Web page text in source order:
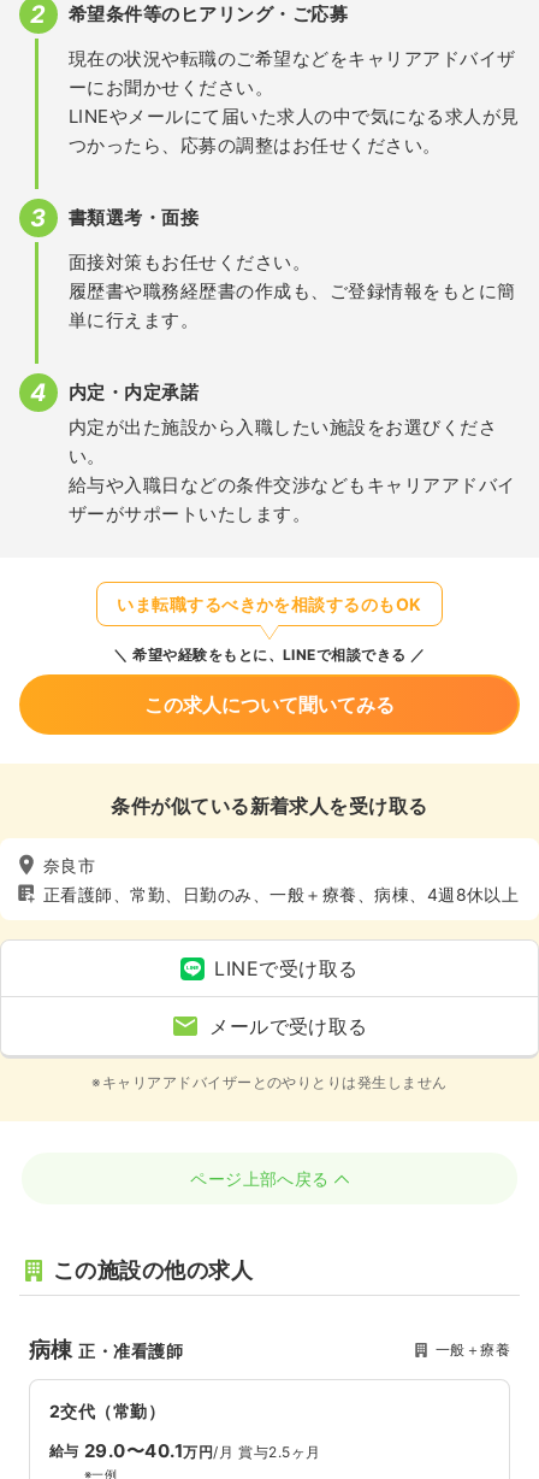
希望条件等のヒアリング・ご応募
現在の状況や転職のご希望などをキャリアアドバイザ
ーにお聞かせください。
LINEやメールにて届いた求人の中で気になる求人が見
つかったら、応募の調整はお任せください。
書類選考・面接
面接対策もお任せください。
履歴書や職務経歴書の作成も、ご登録情報をもとに簡
単に行えます。
内定・内定承諾
内定が出た施設から入職したい施設をお選びくださ
い。
給与や入職日などの条件交渉などもキャリアアドバイ
ザーがサポートいたします。
いま転職するべきかを相談するのもOK
希望や経験をもとに、LINEで相談できる
この求人について聞いてみる
条件が似ている新着求人を受け取る
奈良市
正看護師、常勤、日勤のみ、一般＋療養、病棟、4週8休以上
LINEで受け取る
メールで受け取る
※キャリアアドバイザーとのやりとりは発生しません
ページ上部へ戻る
この施設の他の求人
病棟正・准看護師 一般＋療養
2交代（常勤）
給与 29.0〜40.1万円/月 賞与2.5ヶ月
※一例